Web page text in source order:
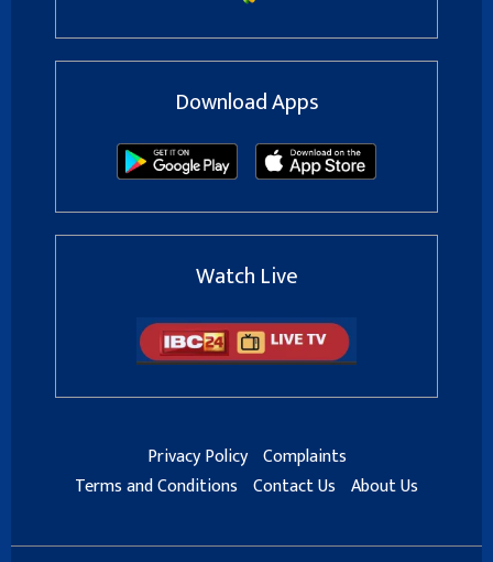
Download Apps
Watch Live
Privacy Policy Complaints
Terms and Conditions Contact Us About Us